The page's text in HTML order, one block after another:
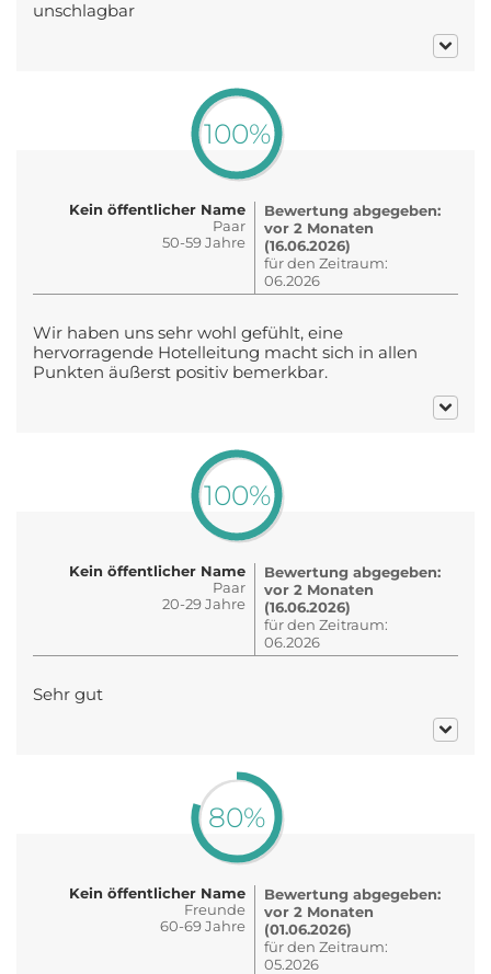
unschlagbar
100%
Kein öffentlicher Name
Paar
50-59 Jahre
Bewertung abgegeben:
vor 2 Monaten
(16.06.2026)
für den Zeitraum:
06.2026
Wir haben uns sehr wohl gefühlt, eine
hervorragende Hotelleitung macht sich in allen
Punkten äußerst positiv bemerkbar.
100%
Kein öffentlicher Name
Paar
20-29 Jahre
Bewertung abgegeben:
vor 2 Monaten
(16.06.2026)
für den Zeitraum:
06.2026
Sehr gut
80%
Kein öffentlicher Name
Freunde
60-69 Jahre
Bewertung abgegeben:
vor 2 Monaten
(01.06.2026)
für den Zeitraum:
05.2026